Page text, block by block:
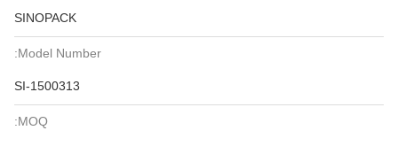
SINOPACK
Model Number:
SI-1500313
MOQ: